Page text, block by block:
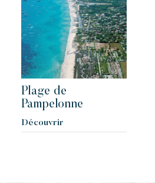
Plage de
Pampelonne
Découvrir